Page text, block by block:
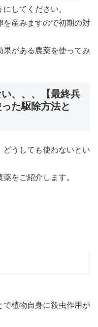
してください。
を産みますので初期の対
果がある農薬を使ってみ
、、、【最終兵
た駆除方法と
どうしても使わないとい
をご紹介します。
で植物自身に殺虫作用が